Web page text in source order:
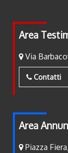
Area
Via
Contatti
Area
Piazza